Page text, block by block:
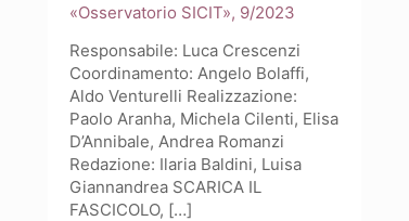
«Osservatorio SICIT», 9/2023
Responsabile: Luca Crescenzi
Coordinamento: Angelo Bolaffi,
Aldo Venturelli Realizzazione:
Paolo Aranha, Michela Cilenti, Elisa
D’Annibale, Andrea Romanzi
Redazione: Ilaria Baldini, Luisa
Giannandrea SCARICA IL
FASCICOLO, […]